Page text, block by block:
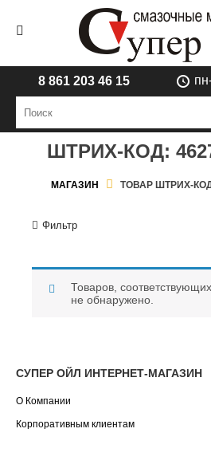
8 861 203 46 15
ШТРИХ-КОД:
МАГАЗИН ТОВАР ШТРИХ-
Фильтр
Товаров,
не обнаружено.
СУПЕР ОЙЛ ИНТЕРНЕТ-МАГАЗИН
О Компании
Корпоративным клиентам